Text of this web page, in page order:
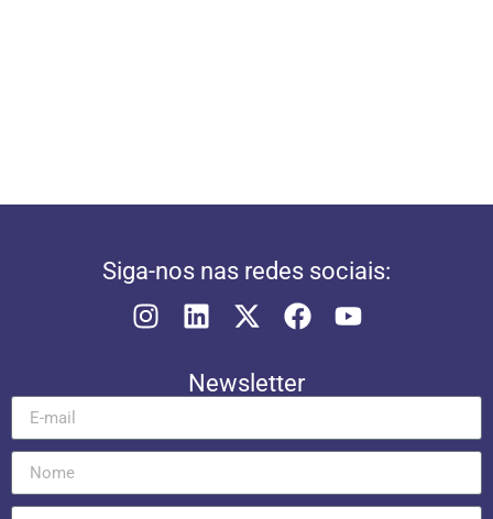
Siga-nos nas redes sociais:
Newsletter